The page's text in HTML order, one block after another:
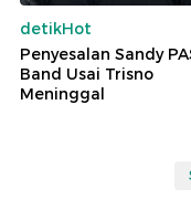
detikHot
Penyesalan Sandy
Band Usai Trisno
Meninggal